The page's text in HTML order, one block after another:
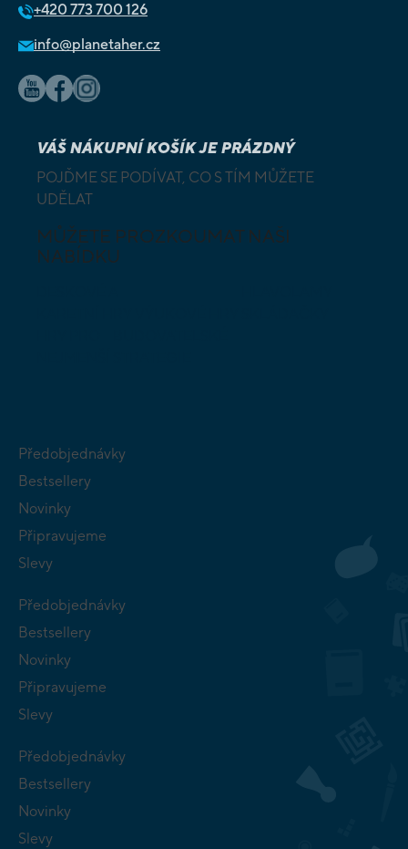
+420 773 700 126
info@planetaher.cz
VÁŠ NÁKUPNÍ KOŠÍK JE PRÁZDNÝ
POJĎME SE PODÍVAT, CO S TÍM MŮŽETE
UDĚLAT
MŮŽETE PROZKOUMAT NAŠI
NABÍDKU
Předobjednávky
Bestsellery
Novinky
Připravujeme
Slevy
Předobjednávky
Bestsellery
Novinky
Připravujeme
Slevy
Předobjednávky
Bestsellery
Novinky
Slevy